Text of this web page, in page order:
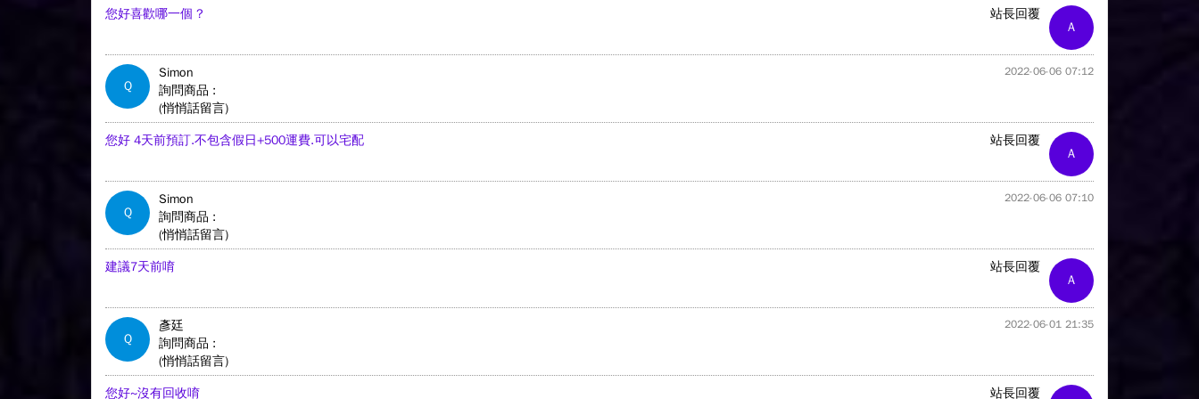
A
站長回覆
您好喜歡哪一個 ?
Q
Simon 2022-06-06 07:12
詢問商品 :
(悄悄話留言)
A
站長回覆
您好 4天前預訂.不包含假日+500運費.可以宅配
Q
Simon 2022-06-06 07:10
詢問商品 :
(悄悄話留言)
A
站長回覆
建議7天前唷
Q
彥廷 2022-06-01 21:35
詢問商品 :
(悄悄話留言)
站長回覆
您好~沒有回收唷